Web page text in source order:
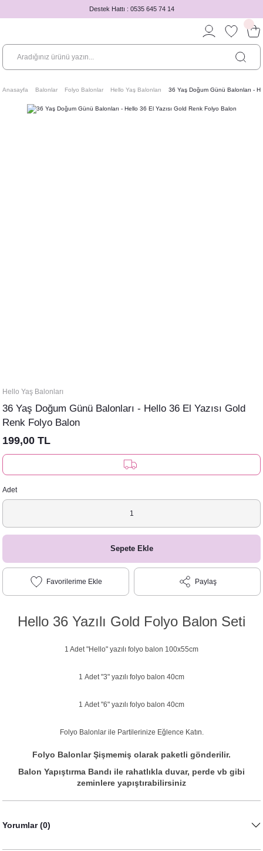
Destek Hattı : 0535 645 74 14
Anasayfa Balonlar Folyo Balonlar Hello Yaş Balonları 36 Yaş Doğum Günü Balonları -
Hello Yaş Balonları
36 Yaş Doğum Günü Balonları - Hello 36 El Yazısı Gold
Renk Folyo Balon
199,00 TL
Adet
Sepete Ekle
Paylaş
Hello 36 Yazılı Gold Folyo Balon Seti
1 Adet "Hello" yazılı folyo balon 100x55cm
1 Adet "3" yazılı folyo balon 40cm
1 Adet "6" yazılı folyo balon 40cm
Folyo Balonlar ile Partilerinize Eğlence Katın.
Folyo Balonlar Şişmemiş olarak paketli gönderilir.
Balon Yapıştırma Bandı ile rahatlıkla duvar, perde vb gibi
zeminlere yapıştırabilirsiniz
Yorumlar (0)